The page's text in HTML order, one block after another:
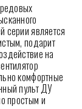
серии является
подарит
на
комфортные
пульт ДУ
простым и